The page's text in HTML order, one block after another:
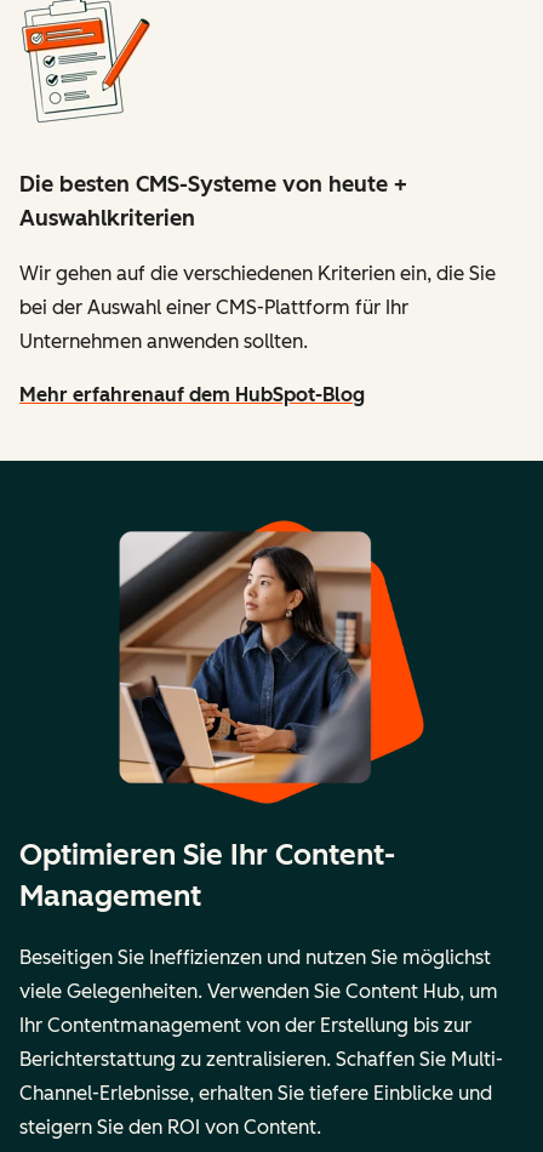
Die besten CMS-Systeme von heute +
Auswahlkriterien
Wir gehen auf die verschiedenen Kriterien ein, die Sie
bei der Auswahl einer CMS-Plattform für Ihr
Unternehmen anwenden sollten.
Mehr erfahrenauf dem HubSpot-Blog
Optimieren Sie Ihr Content-
Management
Beseitigen Sie Ineffizienzen und nutzen Sie möglichst
viele Gelegenheiten. Verwenden Sie Content Hub, um
Ihr Contentmanagement von der Erstellung bis zur
Berichterstattung zu zentralisieren. Schaffen Sie Multi-
Channel-Erlebnisse, erhalten Sie tiefere Einblicke und
steigern Sie den ROI von Content.